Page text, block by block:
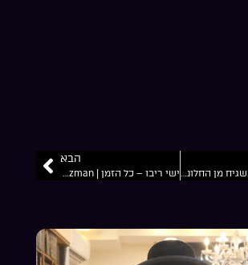
ישי ריבו – משגיח מן החלונות | Ishay Ribo – Mashgiah MIn Hahalonot
הבא
ישי ריבו – כל הזמן | Ishay Ribo – Kol Hazman